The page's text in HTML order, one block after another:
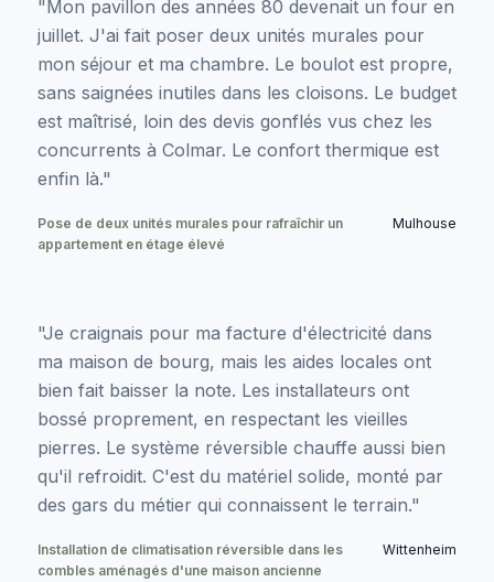
"Mon pavillon des années 80 devenait un four en
juillet. J'ai fait poser deux unités murales pour
mon séjour et ma chambre. Le boulot est propre,
sans saignées inutiles dans les cloisons. Le budget
est maîtrisé, loin des devis gonflés vus chez les
concurrents à Colmar. Le confort thermique est
enfin là."
Pose de deux unités murales pour rafraîchir un
appartement en étage élevé
Mulhouse
"Je craignais pour ma facture d'électricité dans
ma maison de bourg, mais les aides locales ont
bien fait baisser la note. Les installateurs ont
bossé proprement, en respectant les vieilles
pierres. Le système réversible chauffe aussi bien
qu'il refroidit. C'est du matériel solide, monté par
des gars du métier qui connaissent le terrain."
Installation de climatisation réversible dans les
combles aménagés d'une maison ancienne
Wittenheim